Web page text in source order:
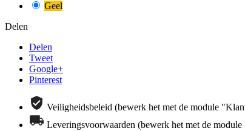
Geel
Delen
Delen
Tweet
Google+
Pinterest
Veiligheidsbeleid (bewerk het met de module
Leveringsvoorwaarden (bewerk het met de